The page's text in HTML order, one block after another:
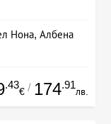
Нона, Албена
.43
€ / 174.91
лв.